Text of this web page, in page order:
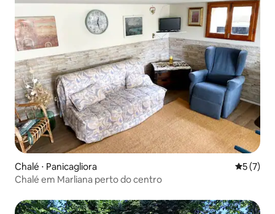
Chalé ⋅ Panicagliora 5 de
5 (7)
Chalé em Marliana perto do centro